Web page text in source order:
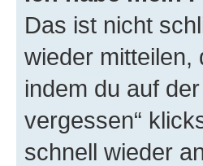
Das ist nicht
wieder
indem du auf
vergessen“
schnell wieder